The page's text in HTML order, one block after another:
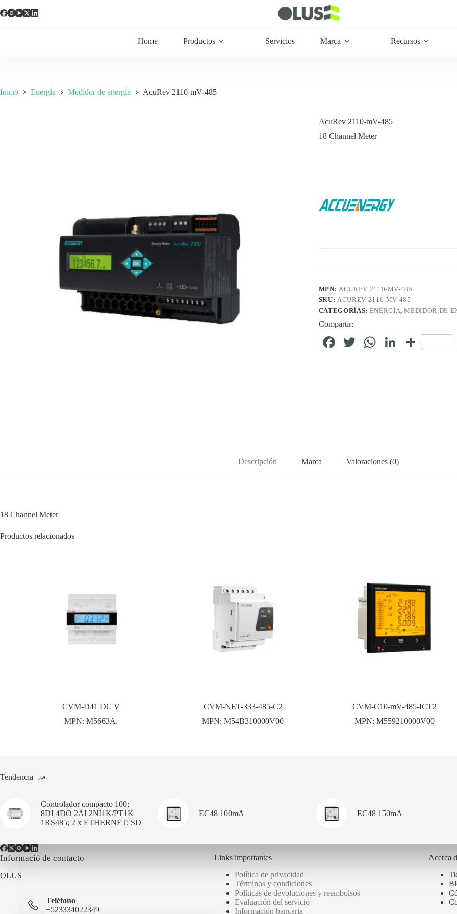
Home Productos Servicios Marca Recursos
Inicio Energía Medidor de energía AcuRev 2110-mV-485
AcuRev 2110-mV-485
18 Channel Meter
MPN:ACUREV 2110-MV-485
SKU:ACUREV 2110-MV-485
CATEGORÍAS: ENERGÍA,MEDIDOR DE
Compartir:
Fa T
W
Li C
Descripción Marca Valoraciones (0)
18 Channel Meter
Productos relacionados
CVM-D41 DC V
MPN:M5663A.
CVM-NET-333-485-C2
MPN:M54B310000V00
CVM-C10-mV-485-ICT2
MPN: M559210000V00
Tendencia
Controlador compacto 100;
8DI 4DO 2AI 2NI1K/PT1K
1RS485; 2 x ETHERNET; SD
EC48 100mA EC48 150mA
Informació de contacto
OLUS
Teléfono
+523334022349
Links importantes
Política de privacidad
Términos y condiciones
Políticas de devoluciones y reembolsos
Evaluación del servicio
Información bancaria
Acerca